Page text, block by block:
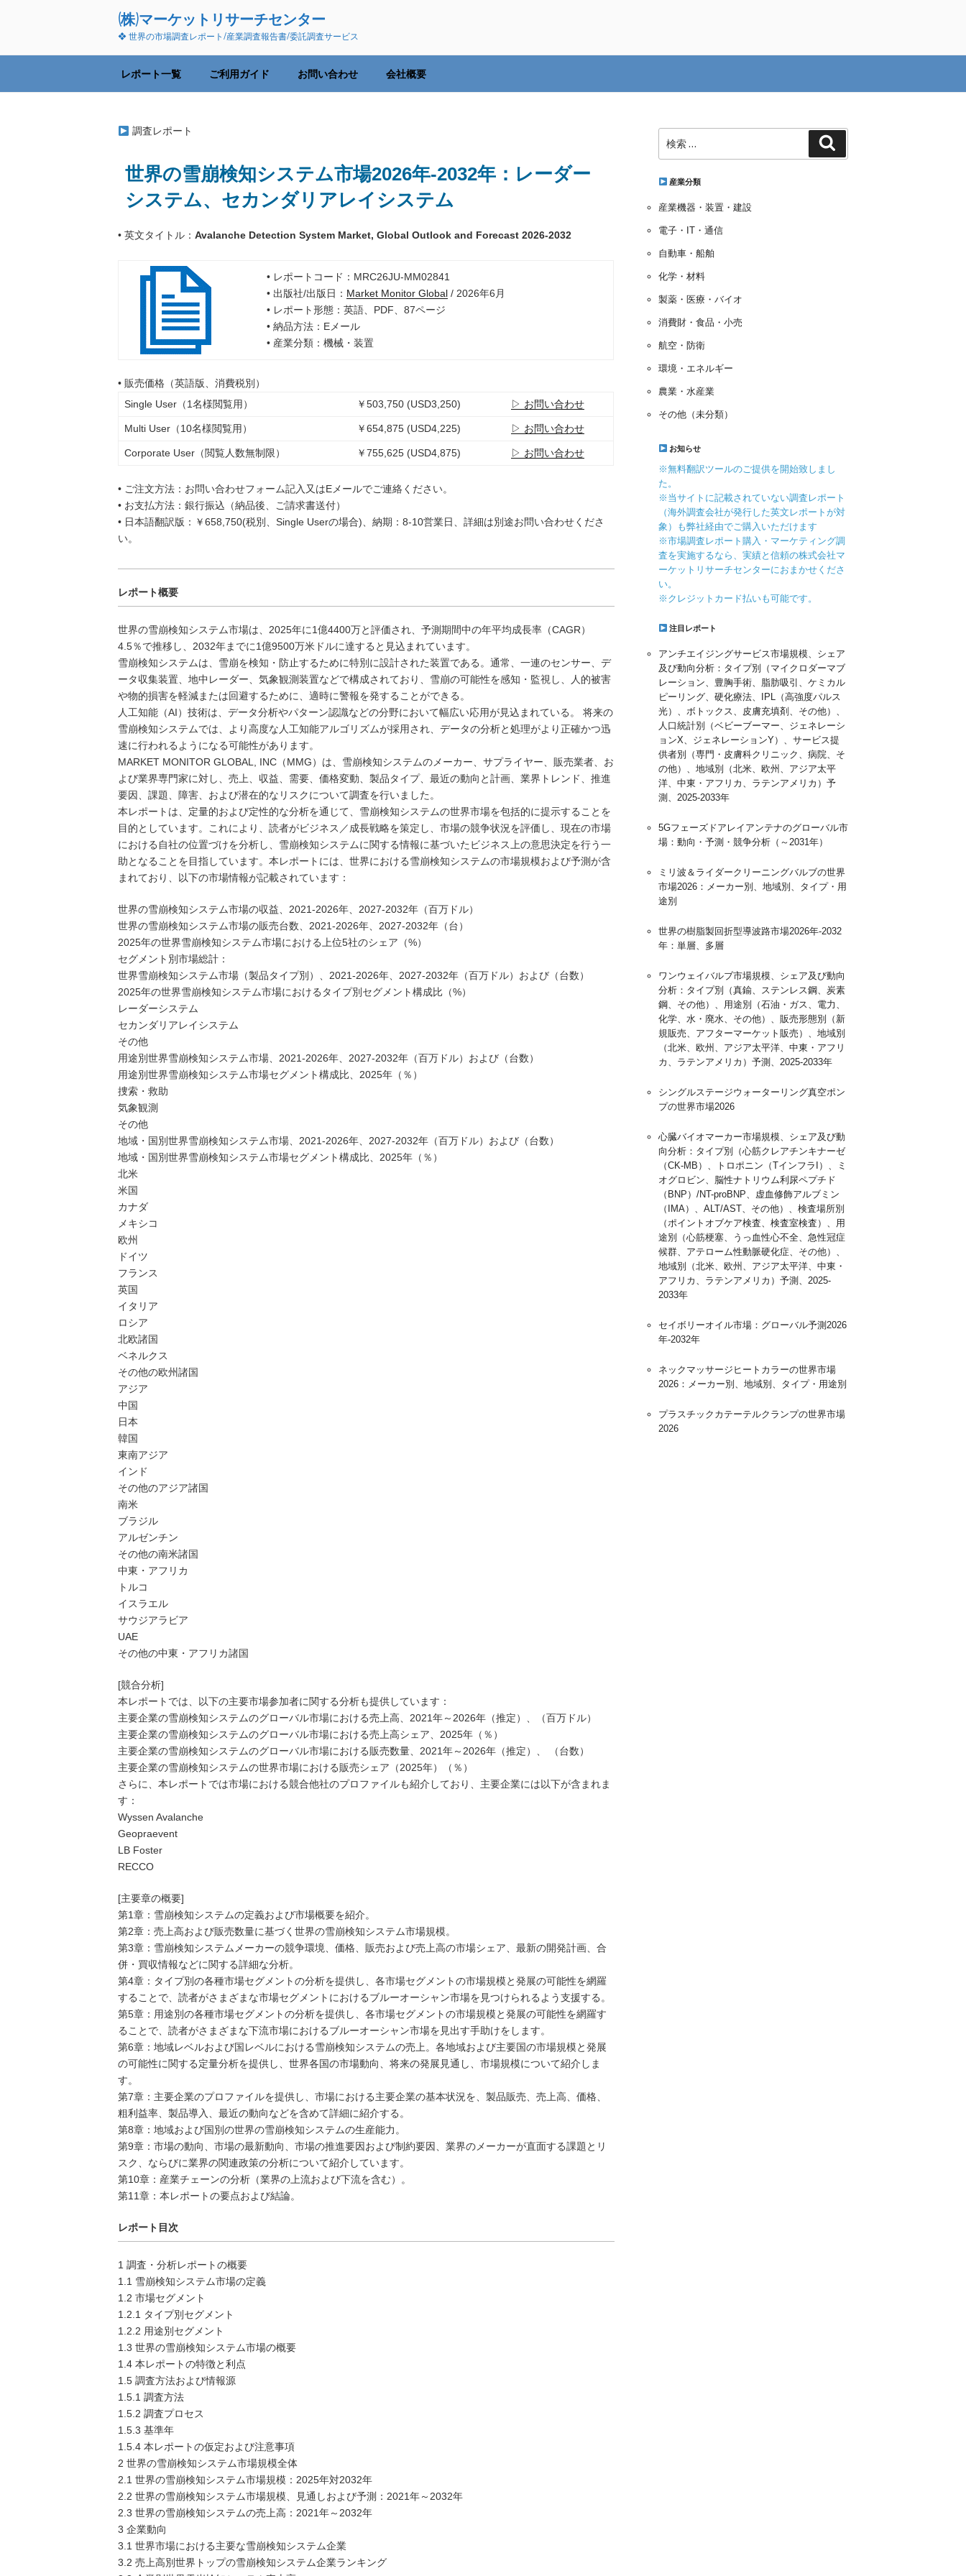
ン
へ
(株)マーケットリサーチセンター
❖ 世界の市場調査レポート/産業調査報告書/委託調査サービス
レポート一覧 ご利用ガイド お問い合わせ 会社概要
調査レポート
世界の雪崩検知システム市場2026年-2032年：レーダー
システム、セカンダリアレイシステム
• 英文タイトル： Avalanche Detection System Market, Global Outlook and Forecast 2026-2032
• レポートコード：MRC26JU-MM02841
• 出版社/出版日： Market Monitor Global/ 2026年6月
• レポート形態：英語、PDF、87ページ
• 納品方法：Eメール
• 産業分類：機械・装置
• 販売価格（英語版、消費税別）
Single User（1名様閲覧用）
￥503,750 (USD3,250) ▷ お問い合わせ
Multi User（10名様閲覧用） ￥654,875 (USD4,225) ▷ お問い合わせ
Corporate User（閲覧人数無制限） ￥755,625 (USD4,875) ▷ お問い合わせ
• ご注文方法：お問い合わせフォーム記入又はEメールでご連絡ください。
• お支払方法：銀行振込（納品後、ご請求書送付）
• 日本語翻訳版：￥658,750(税別、Single Userの場合)、納期：8-10営業日、詳細は別途お問い合わせくださ
い。
レポート概要
世界の雪崩検知システム市場は、2025年に1億4400万と評価され、予測期間中の年平均成長率（CAGR）
4.5％で推移し、2032年までに1億9500万米ドルに達すると見込まれています。
雪崩検知システムは、雪崩を検知・防止するために特別に設計された装置である。通常、一連のセンサー、デ
ータ収集装置、地中レーダー、気象観測装置などで構成されており、雪崩の可能性を感知・監視し、人的被害
や物的損害を軽減または回避するために、適時に警報を発することができる。
人工知能（AI）技術は、データ分析やパターン認識などの分野において幅広い応用が見込まれている。 将来の
雪崩検知システムでは、より高度な人工知能アルゴリズムが採用され、データの分析と処理がより正確かつ迅
速に行われるようになる可能性があります。
MARKET MONITOR GLOBAL, INC（MMG）は、雪崩検知システムのメーカー、サプライヤー、販売業者、お
よび業界専門家に対し、売上、収益、需要、価格変動、製品タイプ、最近の動向と計画、業界トレンド、推進
要因、課題、障害、および潜在的なリスクについて調査を行いました。
本レポートは、定量的および定性的な分析を通じて、雪崩検知システムの世界市場を包括的に提示することを
目的としています。これにより、読者がビジネス／成長戦略を策定し、市場の競争状況を評価し、現在の市場
における自社の位置づけを分析し、雪崩検知システムに関する情報に基づいたビジネス上の意思決定を行う一
助となることを目指しています。本レポートには、世界における雪崩検知システムの市場規模および予測が含
まれており、以下の市場情報が記載されています：
世界の雪崩検知システム市場の収益、2021-2026年、2027-2032年（百万ドル）
世界の雪崩検知システム市場の販売台数、2021-2026年、2027-2032年（台）
2025年の世界雪崩検知システム市場における上位5社のシェア（%）
セグメント別市場総計：
世界雪崩検知システム市場（製品タイプ別）、2021-2026年、2027-2032年（百万ドル）および（台数）
2025年の世界雪崩検知システム市場におけるタイプ別セグメント構成比（%）
レーダーシステム
セカンダリアレイシステム
その他
用途別世界雪崩検知システム市場、2021-2026年、2027-2032年（百万ドル）および（台数）
用途別世界雪崩検知システム市場セグメント構成比、2025年（％）
捜索・救助
気象観測
その他
地域・国別世界雪崩検知システム市場、2021-2026年、2027-2032年（百万ドル）および（台数）
地域・国別世界雪崩検知システム市場セグメント構成比、2025年（％）
北米
米国
カナダ
メキシコ
欧州
ドイツ
フランス
英国
イタリア
ロシア
北欧諸国
ベネルクス
その他の欧州諸国
アジア
中国
日本
韓国
東南アジア
インド
その他のアジア諸国
南米
ブラジル
アルゼンチン
その他の南米諸国
中東・アフリカ
トルコ
イスラエル
サウジアラビア
UAE
その他の中東・アフリカ諸国
[競合分析]
本レポートでは、以下の主要市場参加者に関する分析も提供しています：
主要企業の雪崩検知システムのグローバル市場における売上高、2021年～2026年（推定）、（百万ドル）
主要企業の雪崩検知システムのグローバル市場における売上高シェア、2025年（％）
主要企業の雪崩検知システムのグローバル市場における販売数量、2021年～2026年（推定）、 （台数）
主要企業の雪崩検知システムの世界市場における販売シェア（2025年）（％）
さらに、本レポートでは市場における競合他社のプロファイルも紹介しており、主要企業には以下が含まれま
す：
Wyssen Avalanche
Geopraevent
LB Foster
RECCO
[主要章の概要]
第1章：雪崩検知システムの定義および市場概要を紹介。
第2章：売上高および販売数量に基づく世界の雪崩検知システム市場規模。
第3章：雪崩検知システムメーカーの競争環境、価格、販売および売上高の市場シェア、最新の開発計画、合
併・買収情報などに関する詳細な分析。
第4章：タイプ別の各種市場セグメントの分析を提供し、各市場セグメントの市場規模と発展の可能性を網羅
することで、読者がさまざまな市場セグメントにおけるブルーオーシャン市場を見つけられるよう支援する。
第5章：用途別の各種市場セグメントの分析を提供し、各市場セグメントの市場規模と発展の可能性を網羅す
ることで、読者がさまざまな下流市場におけるブルーオーシャン市場を見出す手助けをします。
第6章：地域レベルおよび国レベルにおける雪崩検知システムの売上。各地域および主要国の市場規模と発展
の可能性に関する定量分析を提供し、世界各国の市場動向、将来の発展見通し、市場規模について紹介しま
す。
第7章：主要企業のプロファイルを提供し、市場における主要企業の基本状況を、製品販売、売上高、価格、
粗利益率、製品導入、最近の動向などを含めて詳細に紹介する。
第8章：地域および国別の世界の雪崩検知システムの生産能力。
第9章：市場の動向、市場の最新動向、市場の推進要因および制約要因、業界のメーカーが直面する課題とリ
スク、ならびに業界の関連政策の分析について紹介しています。
第10章：産業チェーンの分析（業界の上流および下流を含む）。
第11章：本レポートの要点および結論。
レポート目次
1 調査・分析レポートの概要
1.1 雪崩検知システム市場の定義
1.2 市場セグメント
1.2.1 タイプ別セグメント
1.2.2 用途別セグメント
1.3 世界の雪崩検知システム市場の概要
1.4 本レポートの特徴と利点
1.5 調査方法および情報源
1.5.1 調査方法
1.5.2 調査プロセス
1.5.3 基準年
1.5.4 本レポートの仮定および注意事項
2 世界の雪崩検知システム市場規模全体
2.1 世界の雪崩検知システム市場規模：2025年対2032年
2.2 世界の雪崩検知システム市場規模、見通しおよび予測：2021年～2032年
2.3 世界の雪崩検知システムの売上高：2021年～2032年
3 企業動向
3.1 世界市場における主要な雪崩検知システム企業
3.2 売上高別世界トップの雪崩検知システム企業ランキング
索:
産業分類
産業機器・装置・建設
電子・IT・通信
自動車・船舶
化学・材料
製薬・医療・バイオ
消費財・食品・小売
航空・防衛
環境・エネルギー
農業・水産業
その他（未分類）
お知らせ
※無料翻訳ツールのご提供を開始致しまし
た。
※当サイトに記載されていない調査レポート
（海外調査会社が発行した英文レポートが対
象）も弊社経由でご購入いただけます
※市場調査レポート購入・マーケティング調
査を実施するなら、実績と信頼の株式会社マ
ーケットリサーチセンターにおまかせくださ
い。
※クレジットカード払いも可能です。
注目レポート
アンチエイジングサービス市場規模、シェア
及び動向分析：タイプ別（マイクロダーマブ
レーション、豊胸手術、脂肪吸引、ケミカル
ピーリング、硬化療法、IPL（高強度パルス
光）、ボトックス、皮膚充填剤、その他）、
人口統計別（ベビーブーマー、ジェネレーシ
ョンX、ジェネレーションY）、サービス提
供者別（専門・皮膚科クリニック、病院、そ
の他）、地域別（北米、欧州、アジア太平
洋、中東・アフリカ、ラテンアメリカ）予
測、2025-2033年
5Gフェーズドアレイアンテナのグローバル市
場：動向・予測・競争分析（～2031年）
ミリ波＆ライダークリーニングバルブの世界
市場2026：メーカー別、地域別、タイプ・用
途別
世界の樹脂製回折型導波路市場2026年-2032
年：単層、多層
ワンウェイバルブ市場規模、シェア及び動向
分析：タイプ別（真鍮、ステンレス鋼、炭素
鋼、その他）、用途別（石油・ガス、電力、
化学、水・廃水、その他）、販売形態別（新
規販売、アフターマーケット販売）、地域別
（北米、欧州、アジア太平洋、中東・アフリ
カ、ラテンアメリカ）予測、2025-2033年
シングルステージウォーターリング真空ポン
プの世界市場2026
心臓バイオマーカー市場規模、シェア及び動
向分析：タイプ別（心筋クレアチンキナーゼ
（CK-MB）、トロポニン（TインフラI）、ミ
オグロビン、脳性ナトリウム利尿ペプチド
（BNP）/NT-proBNP、虚血修飾アルブミン
（IMA）、ALT/AST、その他）、検査場所別
（ポイントオブケア検査、検査室検査）、用
途別（心筋梗塞、うっ血性心不全、急性冠症
候群、アテローム性動脈硬化症、その他）、
地域別（北米、欧州、アジア太平洋、中東・
アフリカ、ラテンアメリカ）予測、2025-
2033年
セイボリーオイル市場：グローバル予測2026
年-2032年
ネックマッサージヒートカラーの世界市場
2026：メーカー別、地域別、タイプ・用途別
プラスチックカテーテルクランプの世界市場
2026